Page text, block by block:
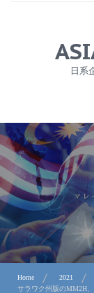
ニュース
労務サービス
プライバシー
お問合せ
日系
Home 2021
サラワク州版のMM2H